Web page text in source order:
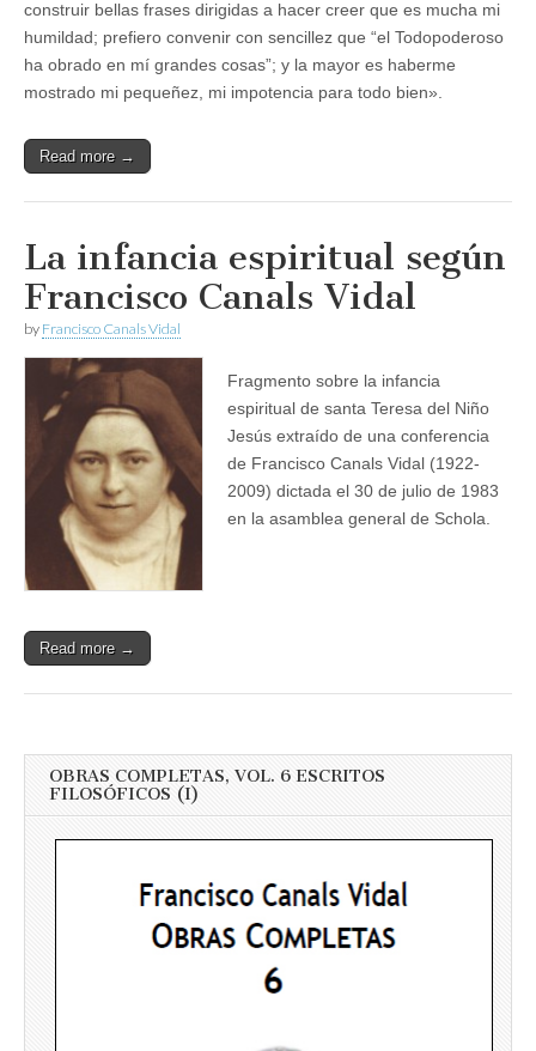
construir bellas frases dirigidas a hacer creer que es mucha mi
humildad; prefiero convenir con sencillez que “el Todopoderoso
ha obrado en mí grandes cosas”; y la mayor es haberme
mostrado mi pequeñez, mi impotencia para todo bien».
Read more →
La infancia espiritual según
Francisco Canals Vidal
by Francisco Canals Vidal
Fragmento sobre la infancia
espiritual de santa Teresa del Niño
Jesús extraído de una conferencia
de Francisco Canals Vidal (1922-
2009) dictada el 30 de julio de 1983
en la asamblea general de Schola.
Read more →
OBRAS COMPLETAS, VOL. 6 ESCRITOS
FILOSÓFICOS (I)